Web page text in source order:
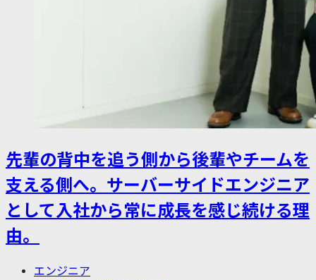
先輩の背中を追う側から後輩やチームを
支える側へ。サーバーサイドエンジニア
として入社から常に成長を感じ続ける理
由。
エンジニア